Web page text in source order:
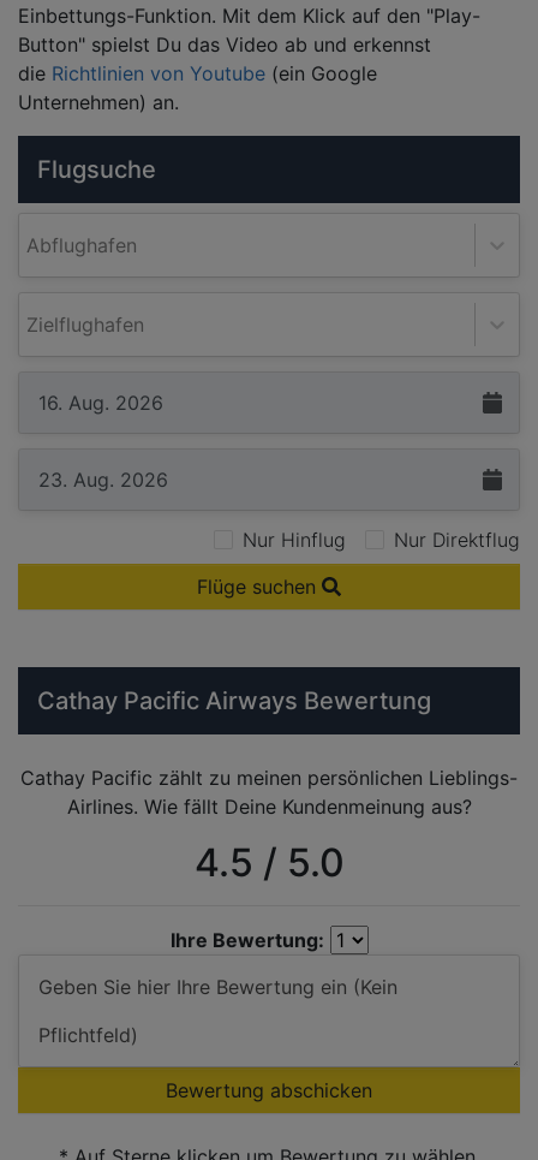
Einbettungs-Funktion. Mit dem Klick auf den "Play-
Button" spielst Du das Video ab und erkennst
die Richtlinien von Youtube (ein Google
Unternehmen) an.
Flugsuche
Abflughafen
Zielflughafen
Nur Hinflug
Nur Direktflug
Flüge suchen
Cathay Pacific Airways Bewertung
Cathay Pacific zählt zu meinen persönlichen Lieblings-
Airlines. Wie fällt Deine Kundenmeinung aus?
4.5 / 5.0
Ihre Bewertung:
Bewertung abschicken